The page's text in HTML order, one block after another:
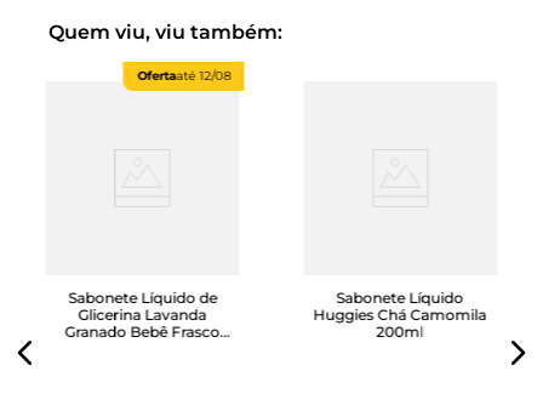
Quem viu, viu também:
Ofertaaté12/08
Sabonete Líquido de
Glicerina Lavanda
Granado Bebê Frasco
Sabonete Líquido
Huggies Chá Camomila
200ml